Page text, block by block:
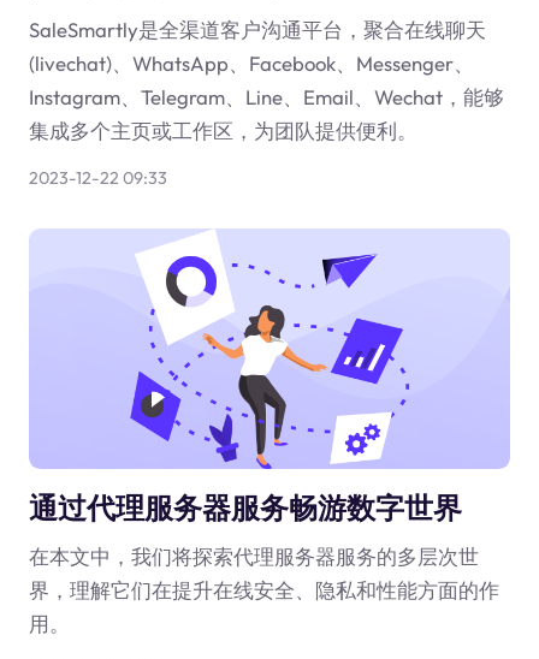
SaleSmartly是全渠道客户沟通平台，聚合在线聊天
(livechat)、WhatsApp、Facebook、Messenger、
Instagram、Telegram、Line、Email、Wechat，能够
集成多个主页或工作区，为团队提供便利。
2023-12-22 09:33
通过代理服务器服务畅游数字世界
在本文中，我们将探索代理服务器服务的多层次世
界，理解它们在提升在线安全、隐私和性能方面的作
用。